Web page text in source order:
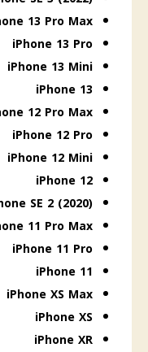
13 Pro Max
iPhone 13 Pro
iPhone 13 Mini
iPhone 13
12 Pro Max
iPhone 12 Pro
iPhone 12 Mini
iPhone 12
SE 2 (2020)
11 Pro Max
iPhone 11 Pro
iPhone 11
iPhone XS Max
iPhone XS
iPhone XR